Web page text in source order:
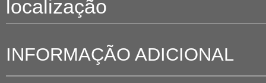
localização
INFORMAÇÃO ADICIONAL